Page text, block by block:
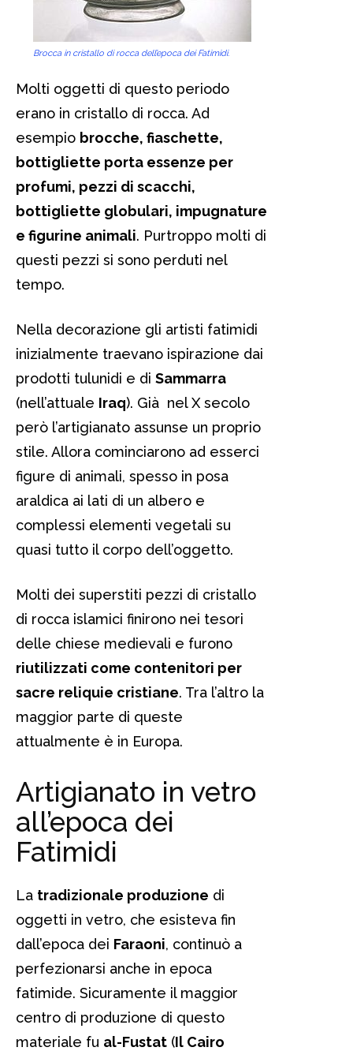
Brocca in cristallo di rocca dell’epoca dei Fatimidi.
Molti oggetti di questo periodo
erano in cristallo di rocca. Ad
esempio brocche, fiaschette,
bottigliette porta essenze per
profumi, pezzi di scacchi,
bottigliette globulari, impugnature
e figurine animali. Purtroppo molti di
questi pezzi si sono perduti nel
tempo.
Nella decorazione gli artisti fatimidi
inizialmente traevano ispirazione dai
prodotti tulunidi e di Sammarra
(nell’attuale Iraq). Già nel X secolo
però l’artigianato assunse un proprio
stile. Allora cominciarono ad esserci
figure di animali, spesso in posa
araldica ai lati di un albero e
complessi elementi vegetali su
quasi tutto il corpo dell’oggetto.
Molti dei superstiti pezzi di cristallo
di rocca islamici finirono nei tesori
delle chiese medievali e furono
riutilizzati come contenitori per
sacre reliquie cristiane. Tra l’altro la
maggior parte di queste
attualmente è in Europa.
Artigianato in vetro
all’epoca dei
Fatimidi
La tradizionale produzione di
oggetti in vetro, che esisteva fin
dall’epoca dei Faraoni, continuò a
perfezionarsi anche in epoca
fatimide. Sicuramente il maggior
centro di produzione di questo
materiale fu al-Fustat (Il Cairo